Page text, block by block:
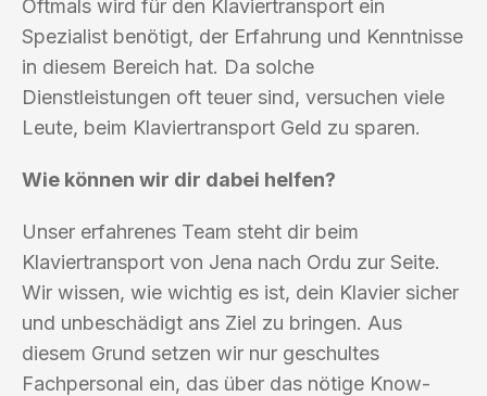
Oftmals wird für den Klaviertransport ein
Spezialist benötigt, der Erfahrung und Kenntnisse
in diesem Bereich hat. Da solche
Dienstleistungen oft teuer sind, versuchen viele
Leute, beim Klaviertransport Geld zu sparen.
Wie können wir dir dabei helfen?
Unser erfahrenes Team steht dir beim
Klaviertransport von Jena nach Ordu zur Seite.
Wir wissen, wie wichtig es ist, dein Klavier sicher
und unbeschädigt ans Ziel zu bringen. Aus
diesem Grund setzen wir nur geschultes
Fachpersonal ein, das über das nötige Know-